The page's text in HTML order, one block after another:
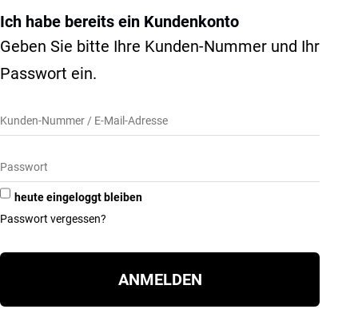
Ich habe bereits ein Kundenkonto
Geben Sie bitte Ihre Kunden-Nummer und Ihr
Passwort ein.
heute eingeloggt bleiben
Passwort vergessen?
ANMELDEN